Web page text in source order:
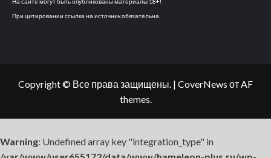
При цитировании ссылка на источник обязательна.
Copyright © Все права защищены. | CoverNews от AF
themes.
Warning: Undefined array key "integration_type" in